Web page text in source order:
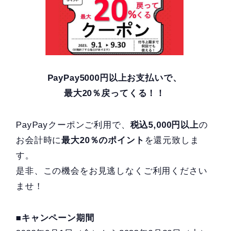
PayPay5000円以上お支払いで、
最大20％戻ってくる！！
PayPayクーポンご利用で、 税込5,000円以上の
お会計時に最大20％のポイント を還元致しま
す。
是非、この機会をお見逃しなくご利用ください
ませ！
■キャンペーン期間